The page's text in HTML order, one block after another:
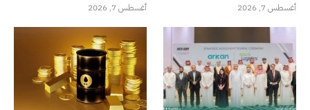
أغسطس 7, 2026 أغسطس 7, 2026